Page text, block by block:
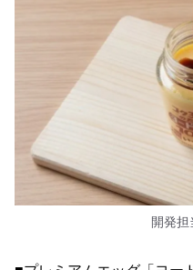
開発担